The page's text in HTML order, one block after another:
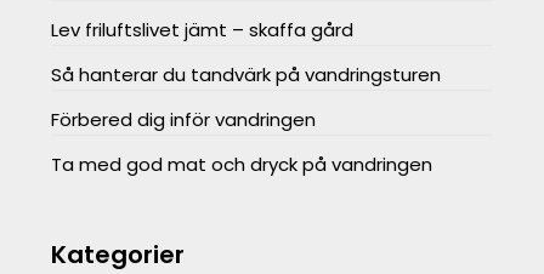
Lev friluftslivet jämt – skaffa gård
Så hanterar du tandvärk på vandringsturen
Förbered dig inför vandringen
Ta med god mat och dryck på vandringen
Kategorier